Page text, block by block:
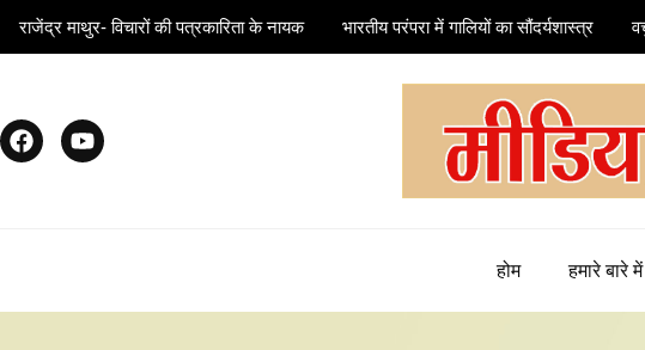
राजेंद्र माथुर- विचारों की पत्रकारिता के नायक भारतीय परंपरा में गालियों का सौंदर्यशास्त्र
होम हमारे बारे में